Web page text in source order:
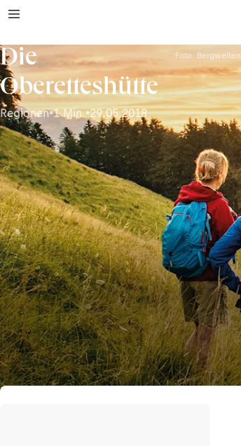
Die
Oberetteshütte
Regionen•1 Min.•29.05.2018
Foto: Bergwelten